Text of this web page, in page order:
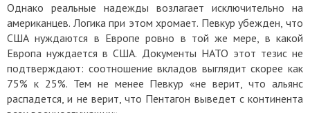
Однако реальные надежды возлагает исключительно на
американцев. Логика при этом хромает. Певкур убежден, что
США нуждаются в Европе ровно в той же мере, в какой
Европа нуждается в США. Документы НАТО этот тезис не
подтверждают: соотношение вкладов выглядит скорее как
75% к 25%. Тем не менее Певкур «не верит, что альянс
распадется, и не верит, что Пентагон выведет с континента